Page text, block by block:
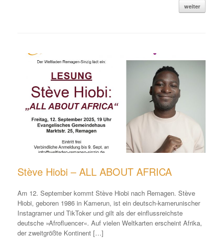
weiter
Stève Hiobi – ALL ABOUT AFRICA
Am 12. September kommt Stève Hiobi nach Remagen. Stève
Hiobi, geboren 1986 in Kamerun, ist ein deutsch-kamerunischer
Instagramer und TikToker und gilt als der einflussreichste
deutsche »Afrofluencer«. Auf vielen Weltkarten erscheint Afrika,
der zweitgrößte Kontinent […]